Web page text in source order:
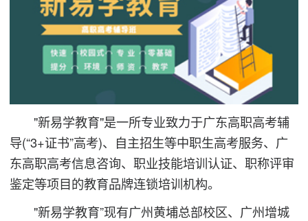
"新易学教育"是一所专业致力于广东高职高考辅
导(“3+证书”高考)、自主招生等中职生高考服务、广
东高职高考信息咨询、职业技能培训认证、职称评审
鉴定等项目的教育品牌连锁培训机构。
"新易学教育”现有广州黄埔总部校区、广州增城